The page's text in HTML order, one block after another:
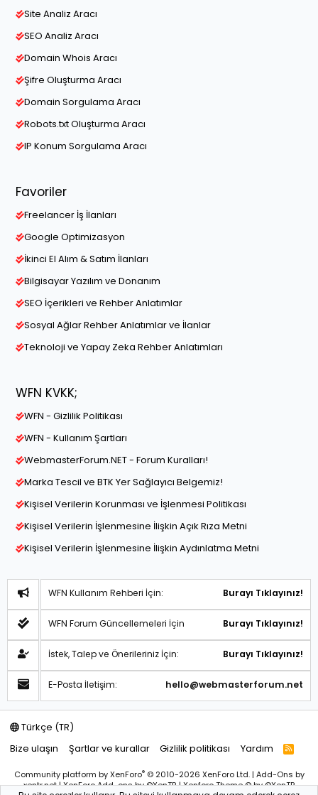
Site Analiz Aracı
SEO Analiz Aracı
Domain Whois Aracı
Şifre Oluşturma Aracı
Domain Sorgulama Aracı
Robots.txt Oluşturma Aracı
IP Konum Sorgulama Aracı
Favoriler
Freelancer İş İlanları
Google Optimizasyon
İkinci El Alım & Satım İlanları
Bilgisayar Yazılım ve Donanım
SEO İçerikleri ve Rehber Anlatımlar
Sosyal Ağlar Rehber Anlatımlar ve İlanlar
Teknoloji ve Yapay Zeka Rehber Anlatımları
WFN KVKK;
WFN - Gizlilik Politikası
WFN - Kullanım Şartları
WebmasterForum.NET - Forum Kuralları!
Marka Tescil ve BTK Yer Sağlayıcı Belgemiz!
Kişisel Verilerin Korunması ve İşlenmesi Politikası
Kişisel Verilerin İşlenmesine İlişkin Açık Rıza Metni
Kişisel Verilerin İşlenmesine İlişkin Aydınlatma Metni
WFN Kullanım Rehberi İçin: Burayı Tıklayınız!
WFN Forum Güncellemeleri İçin Burayı Tıklayınız!
İstek, Talep ve Önerileriniz İçin: Burayı Tıklayınız!
E-Posta İletişim: hello@webmasterforum.net
Türkçe (TR)
Bize ulaşın
Şartlar ve kurallar Gizlilik politikası Yardım
R
S
Community platform by XenForo® © 2010-2026 XenForo Ltd.| Add-Ons by
xentr.net |XenForo Add-onsby ©XenTR|Xenforo Theme© by ©XenTR